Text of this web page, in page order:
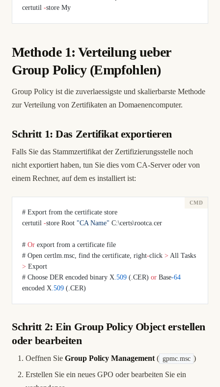
certutil -store My
Methode 1: Verteilung ueber
Group Policy (Empfohlen)
Group Policy ist die zuverlaessigste und skalierbarste Methode
zur Verteilung von Zertifikaten an Domaenencomputer.
Schritt 1: Das Zertifikat exportieren
Falls Sie das Stammzertifikat der Zertifizierungsstelle noch
nicht exportiert haben, tun Sie dies vom CA-Server oder von
einem Rechner, auf dem es installiert ist:
# Export from the certificate store
certutil -store Root "CA Name" C:\certs\rootca.cer
# Or export from a certificate file
# Open certlm.msc, find the certificate, right-click >
> Export
# Choose DER encoded binary X.509 (.CER) or Base-64
encoded X.509 (.CER)
Schritt 2: Ein Group Policy Object erstellen
oder bearbeiten
Oeffnen Sie Group Policy Management ( gpmc.msc )
Erstellen Sie ein neues GPO oder bearbeiten Sie ein